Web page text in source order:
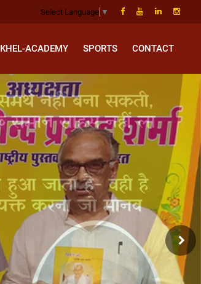
Select Language ▼
KHEL-ACADEMY SPORTS CONTACT